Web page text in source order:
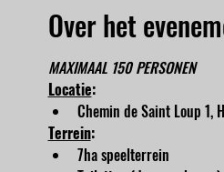
Over het
MAXIMAAL 150 PERSONEN
Locatie:
Chemin de Saint Loup 1,
Terrein:
7ha speelterrein